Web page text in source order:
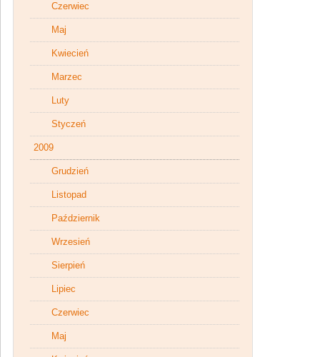
Czerwiec
Maj
Kwiecień
Marzec
Luty
Styczeń
2009
Grudzień
Listopad
Październik
Wrzesień
Sierpień
Lipiec
Czerwiec
Maj